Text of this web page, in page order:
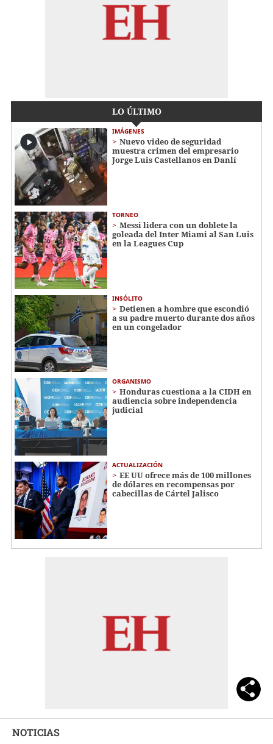
LO ÚLTIMO
IMÁGENES
Nuevo video de seguridad
muestra crimen del empresario
Jorge Luis Castellanos en Danlí
TORNEO
Messi lidera con un doblete la
goleada del Inter Miami al San Luis
en la Leagues Cup
INSÓLITO
Detienen a hombre que escondió
a su padre muerto durante dos años
en un congelador
ORGANISMO
Honduras cuestiona a la CIDH en
audiencia sobre independencia
judicial
ACTUALIZACIÓN
EE UU ofrece más de 100 millones
de dólares en recompensas por
cabecillas de Cártel Jalisco
NOTICIAS